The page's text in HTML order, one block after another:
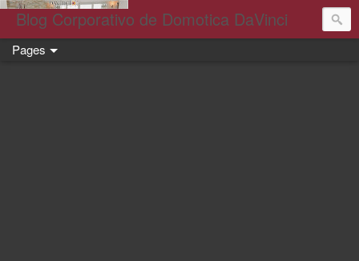
Blog Corporativo de Domotica DaVinci
Pages